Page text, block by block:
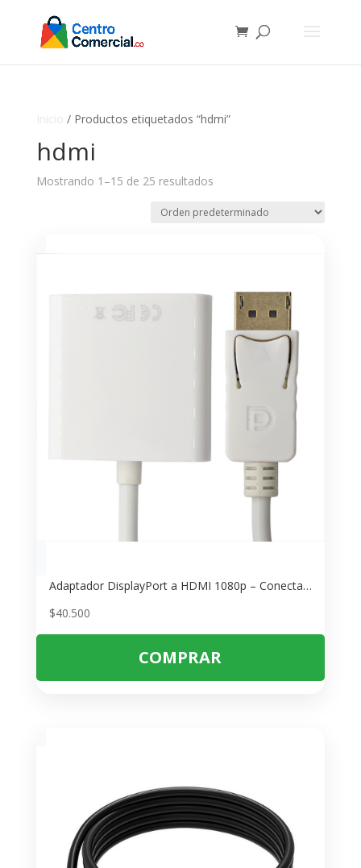
/ Productos etiquetados “hdmi”
hdmi
Mostrando 1–15 de 25 resultados
Adaptador DisplayPort a HDMI 1080p – Conecta PC a TV o Videobeam
$40.500
COMPRAR